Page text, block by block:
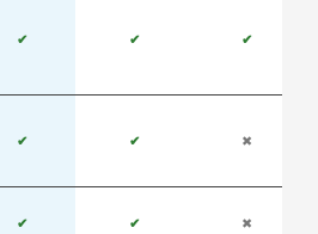
✔ ✔ ✔
✔ ✔ ✖
✔ ✔ ✖